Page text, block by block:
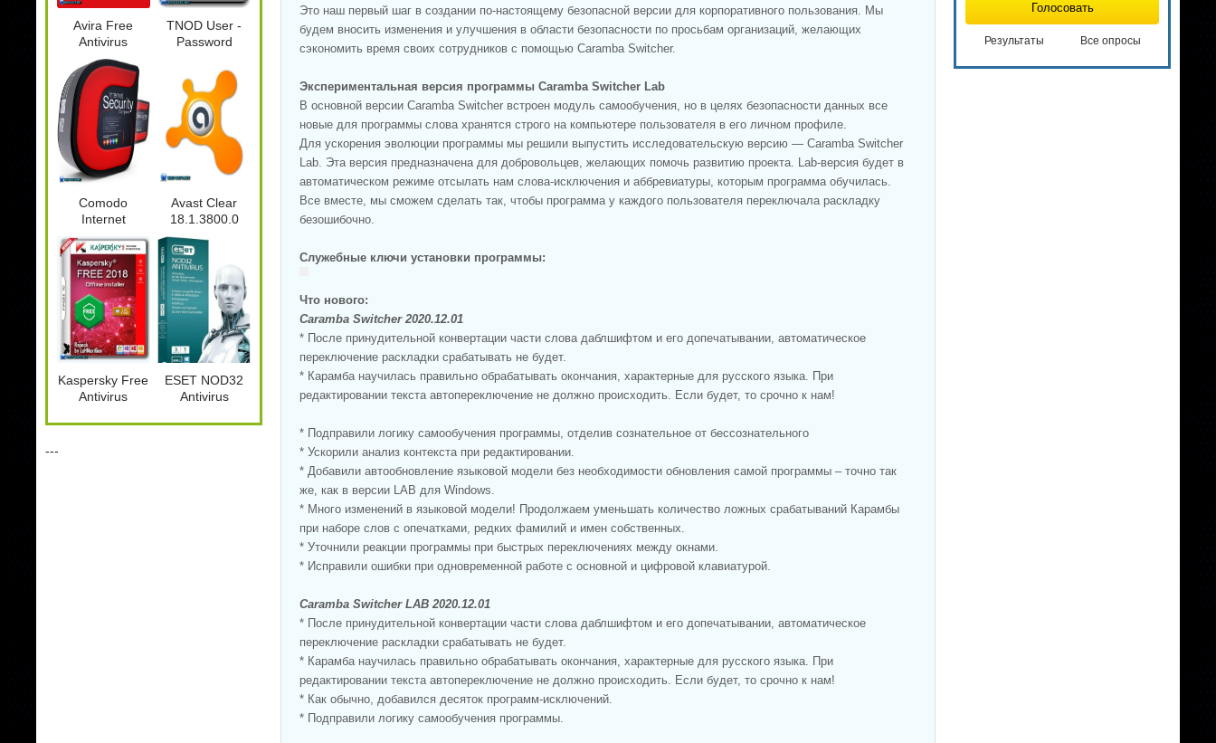
Это наш первый шаг в создании по-настоящему безопасной версии для корпоративного пользования. Мы
будем вносить изменения и улучшения в области безопасности по просьбам организаций, желающих
сэкономить время своих сотрудников с помощью Caramba Switcher.
Экспериментальная версия программы Caramba Switcher Lab
В основной версии Caramba Switcher встроен модуль самообучения, но в целях безопасности данных все
новые для программы слова хранятся строго на компьютере пользователя в его личном профиле.
Для ускорения эволюции программы мы решили выпустить исследовательскую версию — Caramba Switcher
Lab. Эта версия предназначена для добровольцев, желающих помочь развитию проекта. Lab-версия будет в
автоматическом режиме отсылать нам слова-исключения и аббревиатуры, которым программа обучилась.
Все вместе, мы сможем сделать так, чтобы программа у каждого пользователя переключала раскладку
безошибочно.
Служебные ключи установки программы:
Что нового:
Caramba Switcher 2020.12.01
* После принудительной конвертации части слова даблшифтом и его допечатывании, автоматическое
переключение раскладки срабатывать не будет.
* Карамба научилась правильно обрабатывать окончания, характерные для русского языка. При
редактировании текста автопереключение не должно происходить. Если будет, то срочно к нам!
* Подправили логику самообучения программы, отделив сознательное от бессознательного
* Ускорили анализ контекста при редактировании.
* Добавили автообновление языковой модели без необходимости обновления самой программы – точно так
же, как в версии LAB для Windows.
* Много изменений в языковой модели! Продолжаем уменьшать количество ложных срабатываний Карамбы
при наборе слов с опечатками, редких фамилий и имен собственных.
* Уточнили реакции программы при быстрых переключениях между окнами.
* Исправили ошибки при одновременной работе с основной и цифровой клавиатурой.
Caramba Switcher LAB 2020.12.01
* После принудительной конвертации части слова даблшифтом и его допечатывании, автоматическое
переключение раскладки срабатывать не будет.
* Карамба научилась правильно обрабатывать окончания, характерные для русского языка. При
редактировании текста автопереключение не должно происходить. Если будет, то срочно к нам!
* Как обычно, добавился десяток программ-исключений.
* Подправили логику самообучения программы.
Avira Free
Antivirus
15.0.34.27
TNOD User -
Password
Beta
Comodo
Internet
Security
Premium
10.2.0.6514
Final
Avast Clear
18.1.3800.0
Kaspersky Free
Antivirus
Repack by
ESET NOD32
Antivirus
---
Голосовать
Результаты Все опросы